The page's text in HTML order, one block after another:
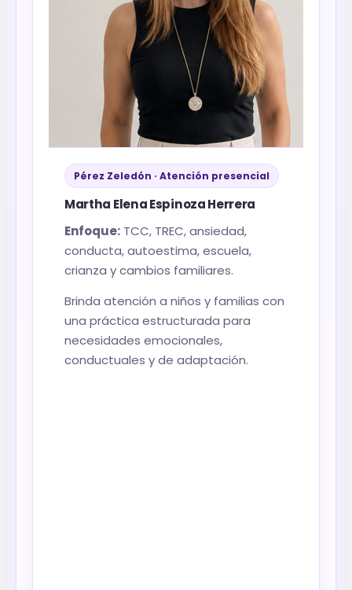
Pérez Zeledón · Atención presencial
Martha Elena Espinoza Herrera
Enfoque: TCC, TREC, ansiedad,
conducta, autoestima, escuela,
crianza y cambios familiares.
Brinda atención a niños y familias con
una práctica estructurada para
necesidades emocionales,
conductuales y de adaptación.